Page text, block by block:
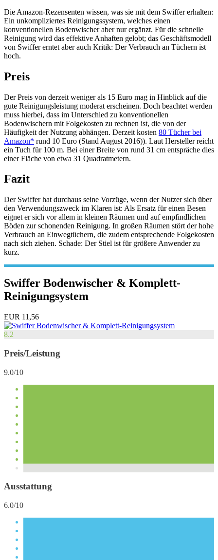
Die Amazon-Rezensenten wissen, was sie mit dem Swiffer erhalten:
Ein unkompliziertes Reinigungssystem, welches einen
konventionellen Bodenwischer aber nur ergänzt. Für die schnelle
Reinigung wird das effektive Anhaften gelobt; das Geschäftsmodell
von Swiffer erntet aber auch Kritik: Der Verbrauch an Tüchern ist
hoch.
Preis
Der Preis von derzeit weniger als 15 Euro mag in Hinblick auf die
gute Reinigungsleistung moderat erscheinen. Doch beachtet werden
muss hierbei, dass im Unterschied zu konventionellen
Bodenwischern mit Folgekosten zu rechnen ist, die von der
Häufigkeit der Nutzung abhängen. Derzeit kosten 80 Tücher bei
Amazon* rund 10 Euro (Stand August 2016)). Laut Hersteller reicht
ein Tuch für 100 m. Bei einer Breite von rund 31 cm entspräche dies
einer Fläche von etwa 31 Quadratmetern.
Fazit
Der Swiffer hat durchaus seine Vorzüge, wenn der Nutzer sich über
den Verwendungszweck im Klaren ist: Als Ersatz für einen Besen
eignet er sich vor allem in kleinen Räumen und auf empfindlichen
Böden zur schonenden Reinigung. In großen Räumen stört der hohe
Verbrauch an Einwegtüchern, die zudem entsprechende Folgekosten
nach sich ziehen. Schade: Der Stiel ist für größere Anwender zu
kurz.
Swiffer Bodenwischer & Komplett-
Reinigungsystem
EUR 11,56
8.2
Preis/Leistung
9.0/10
Ausstattung
6.0/10